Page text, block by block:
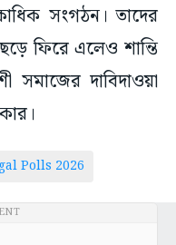
সংগঠন। তাদের
ফিরে এলেও শান্তি
সমাজের দাবিদাওয়া
Polls 2026